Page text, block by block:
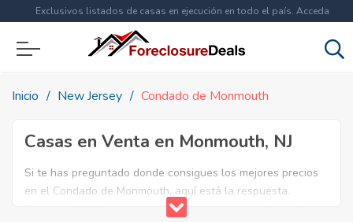
Exclusivos listados de casas en ejecución en todo el país. Acceda
ahora a
Inicio New Jersey Condado de Monmouth
Casas en Venta en Monmouth, NJ
Si te has preguntado donde consigues los mejores precios
en el Condado de Monmouth, aquí está la respuesta.
Tenemos la lista mas completa de casas en venta en el